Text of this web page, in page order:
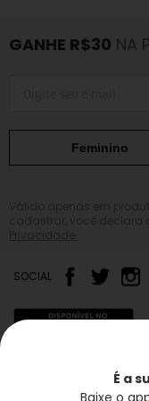
GANHE R$30 NA
Feminino
SOCIAL
É a
Baixe o